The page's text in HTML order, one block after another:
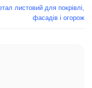
листовий для покрівлі,
фасадів і огорож